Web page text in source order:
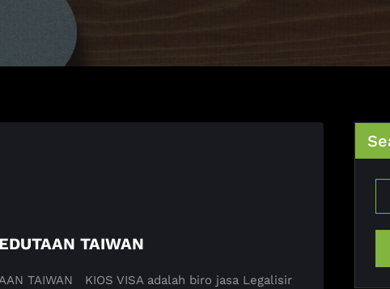
TAIWAN
TAIWAN KIOS VISA adalah biro jasa Legalisir